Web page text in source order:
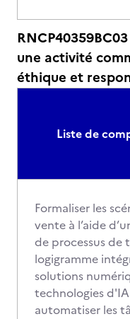
une activité
éthique et
Liste de
Formaliser les
vente à l’aide
de processus de
logigramme
solutions
technologies
automatiser les